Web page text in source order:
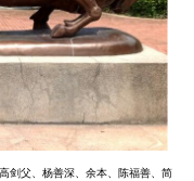
父、杨善深、余本、陈福善、简